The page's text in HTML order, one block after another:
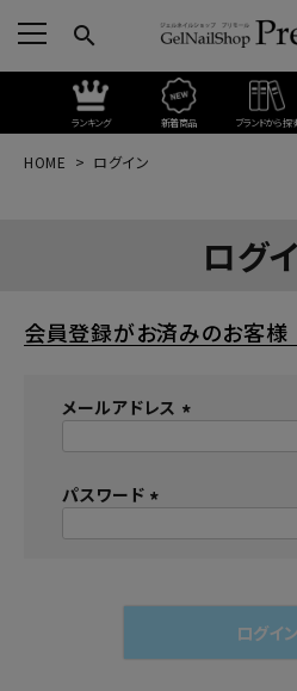
search
ランキング 新着商品 ブランドから探
HOME ログイン
ログ
会員登録がお済みのお客様
メールアドレス
パスワード
)
ログイン